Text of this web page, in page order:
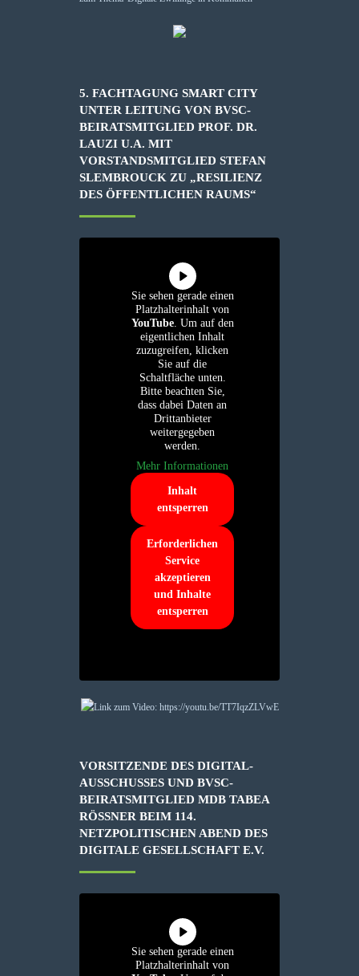
5. FACHTAGUNG SMART CITY
UNTER LEITUNG VON BVSC-
BEIRATSMITGLIED PROF. DR.
LAUZI U.A. MIT
VORSTANDSMITGLIED STEFAN
SLEMBROUCK ZU „RESILIENZ
DES ÖFFENTLICHEN RAUMS“
Sie sehen gerade einen
Platzhalterinhalt von
YouTube. Um auf den
eigentlichen Inhalt
zuzugreifen, klicken
Sie auf die
Schaltfläche unten.
Bitte beachten Sie,
dass dabei Daten an
Drittanbieter
weitergegeben
werden.
Mehr Informationen
Inhalt
entsperren
Erforderlichen
Service
akzeptieren
und Inhalte
entsperren
VORSITZENDE DES DIGITAL-
AUSSCHUSSES UND BVSC-
BEIRATSMITGLIED MDB TABEA
RÖSSNER BEIM 114. N
ETZPOLITISCHEN ABEND DES D
IGITALE GESELLSCHAFT E.V.
Sie sehen gerade einen
Platzhalterinhalt von